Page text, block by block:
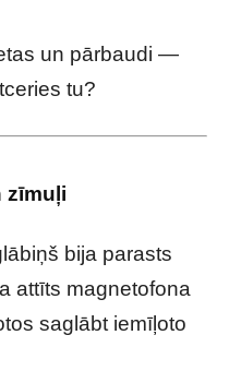
un pārbaudi —
tu?
zīmuļi
bija parasts
attīts magnetofona
saglābt iemīļoto